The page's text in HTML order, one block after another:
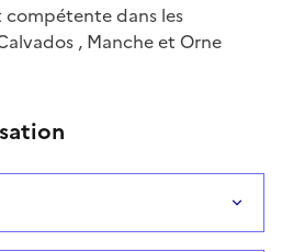
dans les
, Manche et Orne